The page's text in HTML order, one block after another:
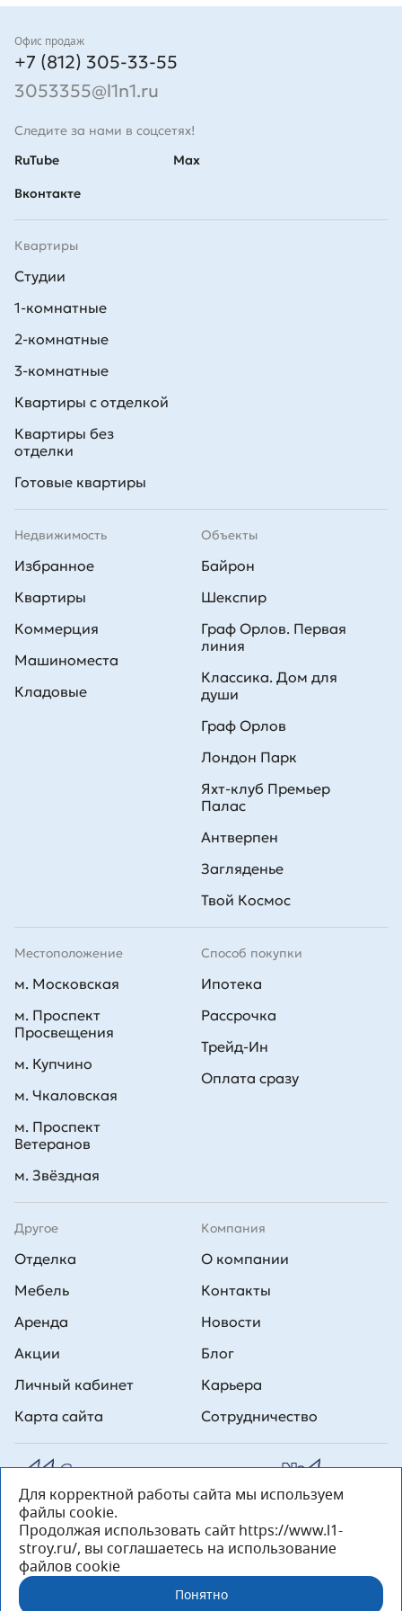
Контакты
Офис продаж
+7 (812) 305-33-55
3053355@l1n1.ru
Следите за нами в соцсетях!
RuTube
Вконтакте
Max
Квартиры
Студии
1-комнатные
2-комнатные
3-комнатные
Квартиры с отделкой
Квартиры без
отделки
Готовые квартиры
Недвижимость
Избранное
Квартиры
Коммерция
Машиноместа
Кладовые
Способ покупки
Ипотека
Рассрочка
Трейд-Ин
Оплата сразу
Объекты
Байрон
Шекспир
Граф Орлов. Первая
линия
Классика. Дом для
души
Граф Орлов
Лондон Парк
Яхт-клуб Премьер
Палас
Антверпен
Загляденье
Твой Космос
Другое
Отделка
Мебель
Аренда
Акции
Личный кабинет
Карта сайта
Компания
О компании
Контакты
Новости
Блог
Карьера
Сотрудничество
Местоположение
м. Московская
м. Проспект
Просвещения
м. Купчино
м. Чкаловская
м. Проспект
Ветеранов
м. Звёздная
Все права на публикуемые на сайте материалы принадлежат
ООО Л1 Строительная комания №1. Любая информация,
представленная на данном сайте, носит исключительно
информационный характер и ни при каких условиях не является
публичной офертой, определяемой положениями статьи 437 ГК РФ.
«ООО «Л1 Строительная Компания №1» 196233, Санкт-Петербург, ул.
Орджоникидзе, д. 52, литер А, пом. 92-Н, офис 4 ИНН 7810269443,
ОГРН 1027804853559»
Для корректной работы сайта мы используем
файлы cookie.
Продолжая использовать сайт https://www.l1-
stroy.ru/, вы соглашаетесь на использование
файлов cookie
Понятно